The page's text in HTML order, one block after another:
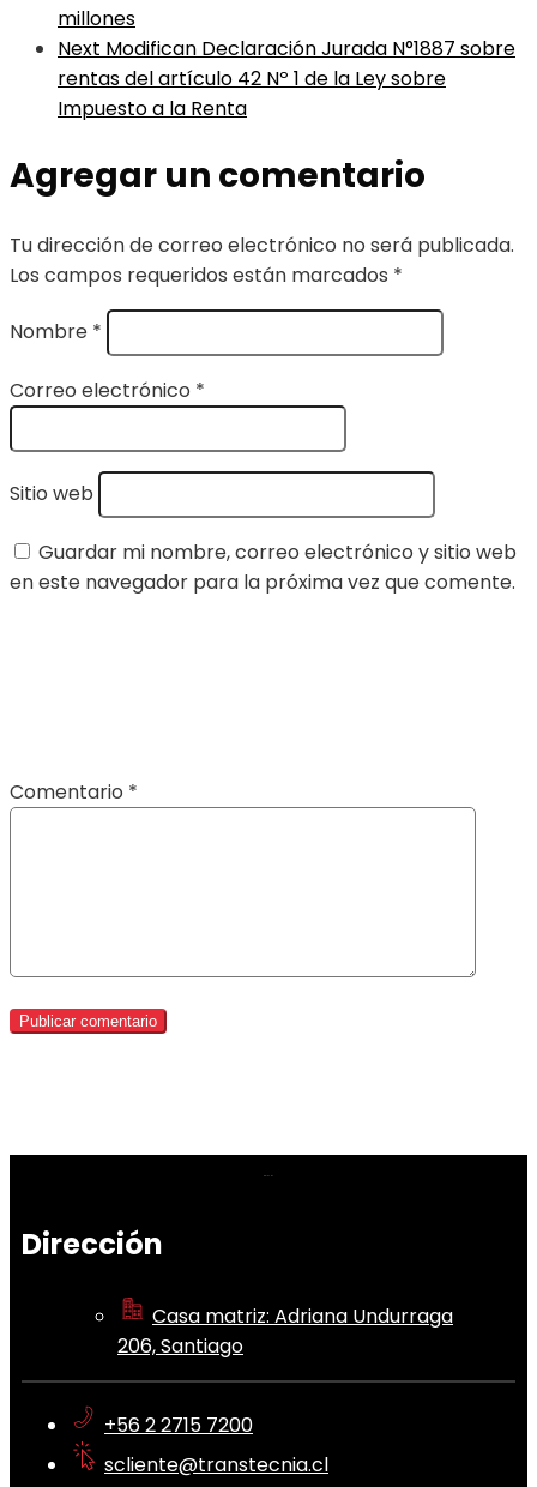
millones
Next Modifican Declaración Jurada N°1887 sobre
rentas del artículo 42 Nº 1 de la Ley sobre
Impuesto a la Renta
Agregar un comentario
Tu dirección de correo electrónico no será publicada.
Los campos requeridos están marcados *
Nombre *
Correo electrónico *
Sitio web
Guardar mi nombre, correo electrónico y sitio web
en este navegador para la próxima vez que comente.
Comentario *
Dirección
Casa matriz: Adriana Undurraga
206, Santiago
+56 2 2715 7200
scliente@transtecnia.cl